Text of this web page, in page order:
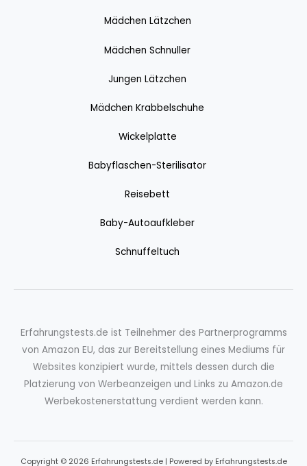
Mädchen Lätzchen
Mädchen Schnuller
Jungen Lätzchen
Mädchen Krabbelschuhe
Wickelplatte
Babyflaschen-Sterilisator
Reisebett
Baby-Autoaufkleber
Schnuffeltuch
Erfahrungstests.de ist Teilnehmer des Partnerprogramms
von Amazon EU, das zur Bereitstellung eines Mediums für
Websites konzipiert wurde, mittels dessen durch die
Platzierung von Werbeanzeigen und Links zu Amazon.de
Werbekostenerstattung verdient werden kann.
Copyright © 2026 Erfahrungstests.de | Powered by Erfahrungstests.de